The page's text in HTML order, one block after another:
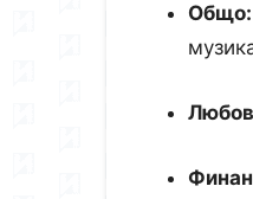
Общо: